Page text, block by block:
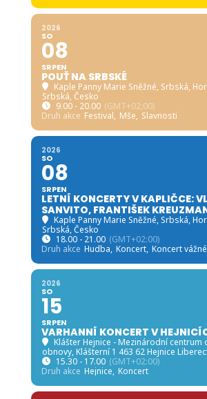
2026
SO
08
SRPEN
POUŤ NA SRBSKÉ
Kaple Panny Marie Sněžné, Srbská,
Srbská, Česko
9.00 - 20.00 (GMT+02:00)
Druh akce Festival, Mše, Slavnosti
2026
SO
08
SRPEN
LETNÍ KONCERTY V KAPLIČCE:
SANVITO, FRANTIŠEK
Kaple Panny Marie Sněžné, Srbská,
Srbská, Česko
18.00 - 21.00 (GMT+02:00)
Druh akce Hudba, Koncert, Koncert
2026
SO
15
SRPEN
VARHANNÍ KONCERT V
Klášter Hejnice - Mezinárodní centrum
obnovy, Klášterní 1 463 62 Hejnice
15.30 - 17.00 (GMT+02:00)
Druh akce Hejnice, Koncert